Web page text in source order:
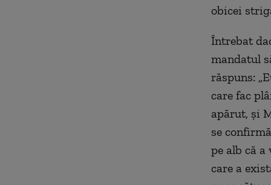
obicei
Întrebat
mandatul
răspuns:
care fac
apărut, și
se
pe alb că
care a